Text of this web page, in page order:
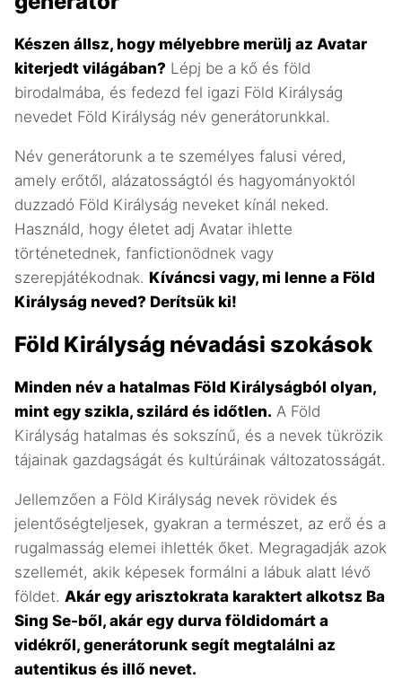
Készen állsz, hogy mélyebbre merülj az Avatar
kiterjedt világában? Lépj be a kő és föld
birodalmába, és fedezd fel igazi Föld Királyság
nevedet Föld Királyság név generátorunkkal.
Név generátorunk a te személyes falusi véred,
amely erőtől, alázatosságtól és hagyományoktól
duzzadó Föld Királyság neveket kínál neked.
Használd, hogy életet adj Avatar ihlette
történetednek, fanfictionödnek vagy
szerepjátékodnak. Kíváncsi vagy, mi lenne a Föld
Királyság neved? Derítsük ki!
Föld Királyság névadási szokások
Minden név a hatalmas Föld Királyságból olyan,
mint egy szikla, szilárd és időtlen. A Föld
Királyság hatalmas és sokszínű, és a nevek tükrözik
tájainak gazdagságát és kultúráinak változatosságát.
Jellemzően a Föld Királyság nevek rövidek és
jelentőségteljesek, gyakran a természet, az erő és a
rugalmasság elemei ihlették őket. Megragadják azok
szellemét, akik képesek formálni a lábuk alatt lévő
földet. Akár egy arisztokrata karaktert alkotsz Ba
Sing Se-ből, akár egy durva földidomárt a
vidékről, generátorunk segít megtalálni az
autentikus és illő nevet.